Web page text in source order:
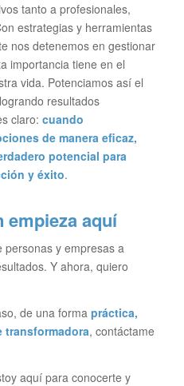
tanto a profesionales,
estrategias y herramientas
nos detenemos en gestionar
importancia tiene en el
vida. Potenciamos así el
resultados
claro: cuando
de manera eficaz,
potencial para
y éxito.
empieza aquí
personas y empresas a
Y ahora, quiero
de una forma práctica,
transformadora, contáctame
aquí para conocerte y